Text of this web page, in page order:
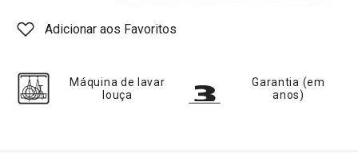
Adicionar aos Favoritos
Máquina de lavar
louça
Garantia (em
anos)